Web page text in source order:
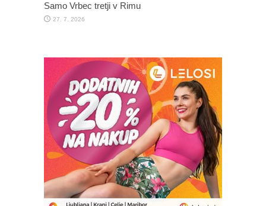
Samo Vrbec tretji v Rimu
27. 7. 2026